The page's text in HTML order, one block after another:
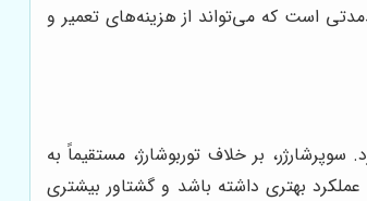
است که می‌تواند از هزینه‌های تعمیر و
بر خلاف توربوشارژ، مستقیماً به
بهتری داشته باشد و گشتاور بیشتری